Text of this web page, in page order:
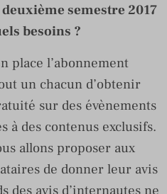
semestre 2017
besoins ?
place l’abonnement
un chacun d’obtenir
sur des évènements
à des contenus exclusifs.
allons proposer aux
de donner leur avis
des avis d’internautes ne